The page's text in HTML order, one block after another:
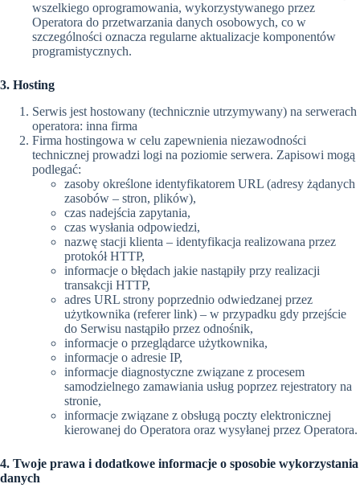
wszelkiego oprogramowania, wykorzystywanego przez
Operatora do przetwarzania danych osobowych, co w
szczególności oznacza regularne aktualizacje komponentów
programistycznych.
3. Hosting
Serwis jest hostowany (technicznie utrzymywany) na serwerach
operatora: inna firma
Firma hostingowa w celu zapewnienia niezawodności
technicznej prowadzi logi na poziomie serwera. Zapisowi mogą
podlegać:
zasoby określone identyfikatorem URL (adresy żądanych
zasobów – stron, plików),
czas nadejścia zapytania,
czas wysłania odpowiedzi,
nazwę stacji klienta – identyfikacja realizowana przez
protokół HTTP,
informacje o błędach jakie nastąpiły przy realizacji
transakcji HTTP,
adres URL strony poprzednio odwiedzanej przez
użytkownika (referer link) – w przypadku gdy przejście
do Serwisu nastąpiło przez odnośnik,
informacje o przeglądarce użytkownika,
informacje o adresie IP,
informacje diagnostyczne związane z procesem
samodzielnego zamawiania usług poprzez rejestratory na
stronie,
informacje związane z obsługą poczty elektronicznej
kierowanej do Operatora oraz wysyłanej przez Operatora.
4. Twoje prawa i dodatkowe informacje o sposobie wykorzystania
danych